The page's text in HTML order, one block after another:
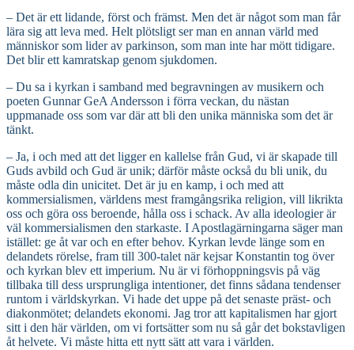
– Det är ett lidande, först och främst. Men det är något som man får
lära sig att leva med. Helt plötsligt ser man en annan värld med
människor som lider av parkinson, som man inte har mött tidigare.
Det blir ett kamratskap genom sjukdomen.
– Du sa i kyrkan i samband med begravningen av musikern och
poeten Gunnar GeA Andersson i förra veckan, du nästan
uppmanade oss som var där att bli den unika människa som det är
tänkt.
– Ja, i och med att det ligger en kallelse från Gud, vi är skapade till
Guds avbild och Gud är unik; därför måste också du bli unik, du
måste odla din unicitet. Det är ju en kamp, i och med att
kommersialismen, världens mest framgångsrika religion, vill likrikta
oss och göra oss beroende, hålla oss i schack. Av alla ideologier är
väl kommersialismen den starkaste. I Apostlagärningarna säger man
istället: ge åt var och en efter behov. Kyrkan levde länge som en
delandets rörelse, fram till 300-talet när kejsar Konstantin tog över
och kyrkan blev ett imperium. Nu är vi förhoppningsvis på väg
tillbaka till dess ursprungliga intentioner, det finns sådana tendenser
runtom i världskyrkan. Vi hade det uppe på det senaste präst- och
diakonmötet; delandets ekonomi. Jag tror att kapitalismen har gjort
sitt i den här världen, om vi fortsätter som nu så går det bokstavligen
åt helvete. Vi måste hitta ett nytt sätt att vara i världen.